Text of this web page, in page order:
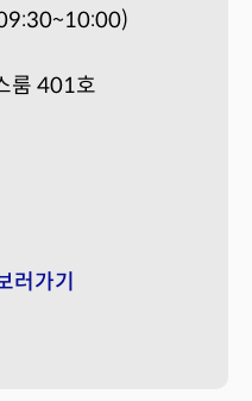
룸 401호
러가기